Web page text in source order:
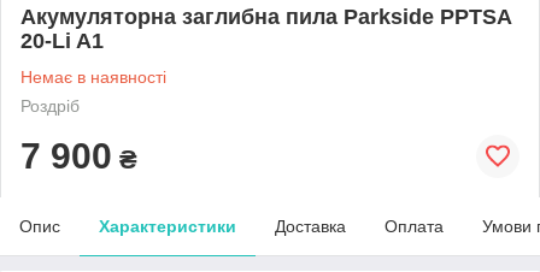
Акумуляторна заглибна пила Parkside PPTSA
20-Li A1
Немає в наявності
Роздріб
7 900 ₴
Опис Характеристики Доставка Оплата Умови